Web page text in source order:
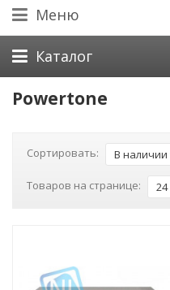
Меню
Каталог
Powertone
Сортировать: В наличии
Товаров на странице: 24